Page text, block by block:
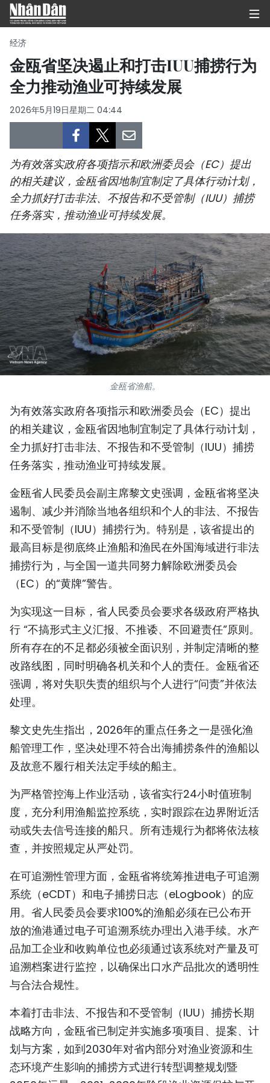
首页
政治
经济
社会
环保
体育
国际
旅游
友谊桥梁
史海
图表新闻
图库
视频
人民报社简介
TIẾNG VIỆT
ENGLISH
FRANÇAIS
РУССКИЙ
ESPAÑOL
经济
金瓯省坚决遏止和打击IUU捕捞行为
全力推动渔业可持续发展
2026年5月19日星期二 04:44
为有效落实政府各项指示和欧洲委员会（EC）提出
的相关建议，金瓯省因地制宜制定了具体行动计划，
全力抓好打击非法、不报告和不受管制（IUU）捕捞
任务落实，推动渔业可持续发展。
金瓯省渔船。
为有效落实政府各项指示和欧洲委员会（EC）提出
的相关建议，金瓯省因地制宜制定了具体行动计划，
全力抓好打击非法、不报告和不受管制（IUU）捕捞
任务落实，推动渔业可持续发展。
金瓯省人民委员会副主席黎文史强调，金瓯省将坚决
遏制、减少并消除当地各组织和个人的非法、不报告
和不受管制（IUU）捕捞行为。特别是，该省提出的
最高目标是彻底终止渔船和渔民在外国海域进行非法
捕捞行为，与全国一道共同努力解除欧洲委员会
（EC）的“黄牌”警告。
为实现这一目标，省人民委员会要求各级政府严格执
行 “不搞形式主义汇报、不推诿、不回避责任”原则。
所有存在的不足都必须被全面识别，并制定清晰的整
改路线图，同时明确各机关和个人的责任。金瓯省还
强调，将对失职失责的组织与个人进行“问责”并依法
处理。
黎文史先生指出，2026年的重点任务之一是强化渔
船管理工作，坚决处理不符合出海捕捞条件的渔船以
及故意不履行相关法定手续的船主。
为严格管控海上作业活动，该省实行24小时值班制
度，充分利用渔船监控系统，实时跟踪在边界附近活
动或失去信号连接的船只。所有违规行为都将依法核
查，并按照规定从严处罚。
在可追溯性管理方面，金瓯省将统筹推进电子可追溯
系统（eCDT）和电子捕捞日志（eLogbook）的应
用。省人民委员会要求100%的渔船必须在已公布开
放的渔港通过电子可追溯系统办理出入港手续。水产
品加工企业和收购单位也必须通过该系统对产量及可
追溯档案进行监控，以确保出口水产品批次的透明性
与合法合规性。
本着打击非法、不报告和不受管制（IUU）捕捞长期
战略方向，金瓯省已制定并实施多项项目、提案、计
划与方案，如到2030年对省内部分对渔业资源和生
态环境产生影响的捕捞方式进行转型调整规划暨